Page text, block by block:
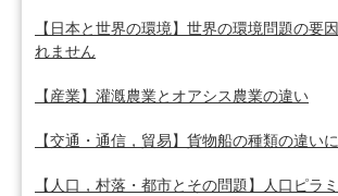
【日本と世界の環境】世界の環境問題の要
れません
【産業】灌漑農業とオアシス農業の違い
【交通・通信，貿易】貨物船の種類の違い
【人口，村落・都市とその問題】人口ピラ